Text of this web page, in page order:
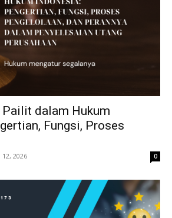
dalam Hukum
Fungsi, Proses
2026 0